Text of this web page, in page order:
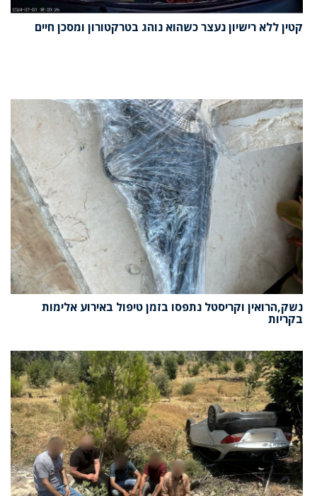
קטין ללא רישיון נעצר כשהוא נוהג בטרקטורון ומסכן חיים
נשק,הרואין וקריסטל נתפסו בזמן טיפול באירוע אלימות
בקריות